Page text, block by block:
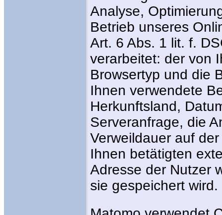
Analyse,
Betrieb unseres
Art. 6 Abs. 1 lit. f.
verarbeitet: der von
Browsertyp und die
Ihnen verwendete
Herkunftsland,
Serveranfrage, die
Verweildauer auf
Ihnen betätigten
Adresse der Nutzer
sie gespeichert wird.